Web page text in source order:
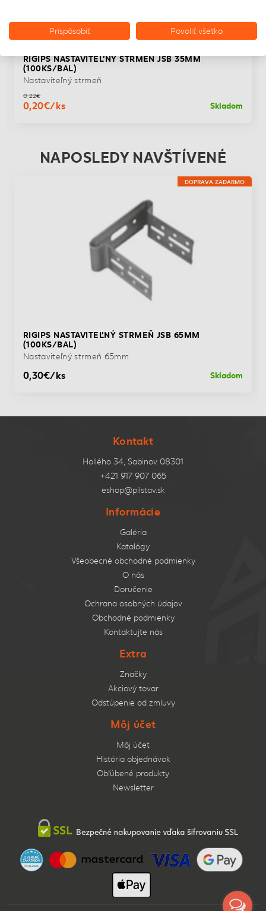
RIGIPS NASTAVITEL'NÝ STRMEŇ JSB 35MM
(100KS/BAL)
Nastaviteľný strmeň
0,22€
0,20€/ks Skladom
NAPOSLEDY NAVŠTÍVENÉ
DOPRAVA ZADARMO
RIGIPS NASTAVITEĽNÝ STRMEŇ JSB 65MM
(100KS/BAL)
Nastaviteľný strmeň 65mm
0,30€/ks Skladom
Kontakt
Hollého 34, Sabinov 08301
+421 917 907 065
eshop@pilstav.sk
Informácie
Galéria
Katalógy
Všeobecné obchodné podmienky
O nás
Doručenie
Ochrana osobných údajov
Obchodné podmienky
Kontaktujte nás
Extra
Značky
Akciový tovar
Odstúpenie od zmluvy
Môj účet
Môj účet
História objednávok
Obľúbené produkty
Newsletter
Prispôsobiť Povoliť všetko